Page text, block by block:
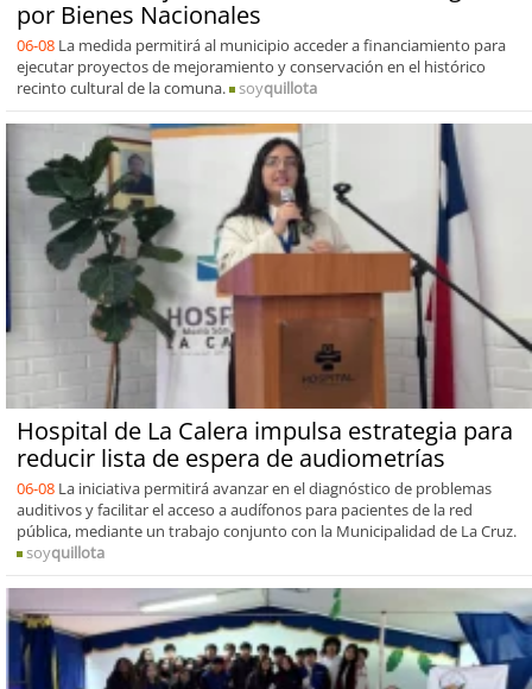
por Bienes Nacionales
06-08 La medida permitirá al municipio acceder a financiamiento para
ejecutar proyectos de mejoramiento y conservación en el histórico
recinto cultural de la comuna.
soyquillota
Hospital de La Calera impulsa estrategia para
reducir lista de espera de audiometrías
06-08 La iniciativa permitirá avanzar en el diagnóstico de problemas
auditivos y facilitar el acceso a audífonos para pacientes de la red
pública, mediante un trabajo conjunto con la Municipalidad de La Cruz.
soyquillota